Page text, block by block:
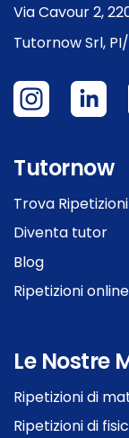
Via Cavour 2,
Tutornow Srl, PI/
Tutornow
Trova Ripetizioni
Diventa tutor
Blog
Ripetizioni online
Le Nostre
Ripetizioni di
Ripetizioni di